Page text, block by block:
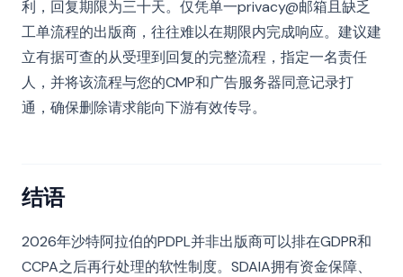
利，回复期限为三十天。仅凭单一privacy@邮箱且缺乏
工单流程的出版商，往往难以在期限内完成响应。建议建
立有据可查的从受理到回复的完整流程，指定一名责任
人，并将该流程与您的CMP和广告服务器同意记录打
通，确保删除请求能向下游有效传导。
结语
2026年沙特阿拉伯的PDPL并非出版商可以排在GDPR和
CCPA之后再行处理的软性制度。SDAIA拥有资金保障、